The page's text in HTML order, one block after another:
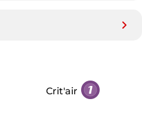
Crit'air